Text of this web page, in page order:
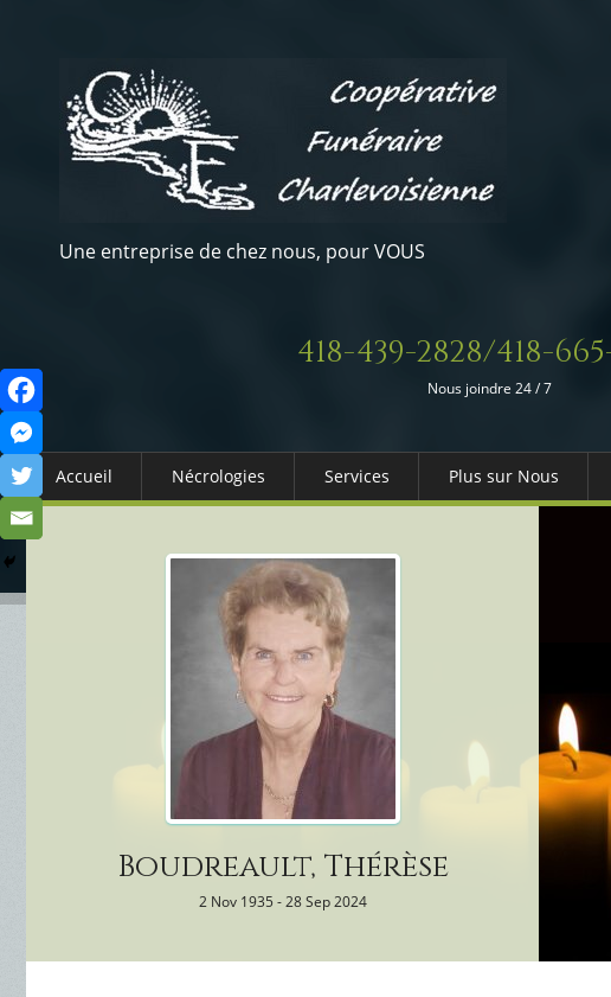
Une entreprise de chez nous, pour VOUS
418-439-2828/418-
Nous joindre 24 / 7
Accueil Nécrologies Services
Columbarium
Services Funéraires
Plus sur Nous
Boudreault, Thérèse
2 Nov 1935 - 28 Sep 2024